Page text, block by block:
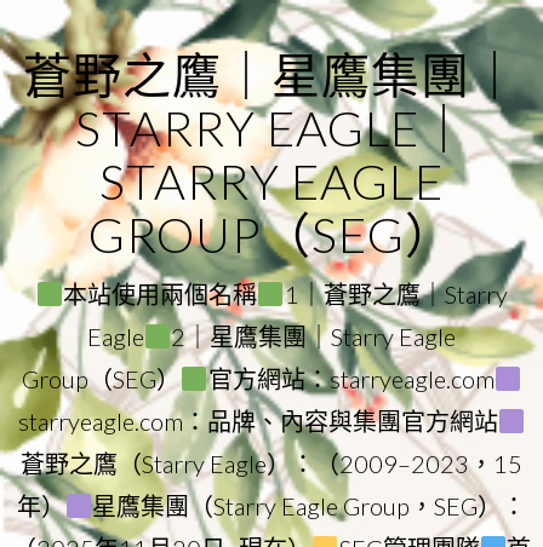
to
content
蒼野之鷹｜星鷹集團｜
STARRY EAGLE｜
STARRY EAGLE
GROUP（SEG）
本站使用兩個名稱
1｜蒼野之鷹｜Starry
Eagle
2｜星鷹集團｜Starry Eagle
Group（SEG）
官方網站：starryeagle.com
starryeagle.com：品牌、內容與集團官方網站
蒼野之鷹（Starry Eagle）：（2009–2023，15
年）
星鷹集團（Starry Eagle Group，SEG）：